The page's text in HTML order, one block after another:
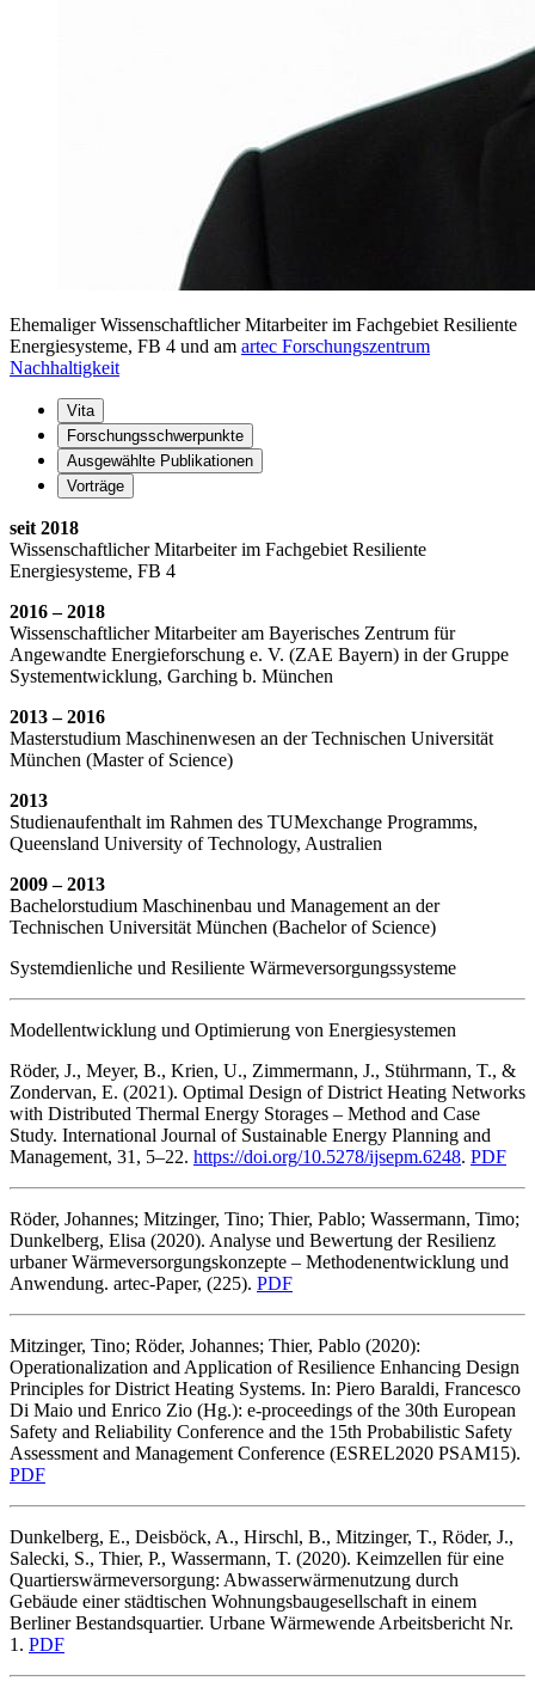
Ehemaliger Wissenschaftlicher Mitarbeiter im Fachgebiet Resiliente
Energiesysteme, FB 4 und am artec Forschungszentrum
Nachhaltigkeit
Vita
Forschungsschwerpunkte
Ausgewählte Publikationen
Vorträge
seit 2018
Wissenschaftlicher Mitarbeiter im Fachgebiet Resiliente
Energiesysteme, FB 4
2016 – 2018
Wissenschaftlicher Mitarbeiter am Bayerisches Zentrum für
Angewandte Energieforschung e. V. (ZAE Bayern) in der Gruppe
Systementwicklung, Garching b. München
2013 – 2016
Masterstudium Maschinenwesen an der Technischen Universität
München (Master of Science)
2013
Studienaufenthalt im Rahmen des TUMexchange Programms,
Queensland University of Technology, Australien
2009 – 2013
Bachelorstudium Maschinenbau und Management an der
Technischen Universität München (Bachelor of Science)
Systemdienliche und Resiliente Wärmeversorgungssysteme
Modellentwicklung und Optimierung von Energiesystemen
Röder, J., Meyer, B., Krien, U., Zimmermann, J., Stührmann, T., &
Zondervan, E. (2021). Optimal Design of District Heating Networks
with Distributed Thermal Energy Storages – Method and Case
Study. International Journal of Sustainable Energy Planning and
Management, 31, 5–22. https://doi.org/10.5278/ijsepm.6248. PDF
Röder, Johannes; Mitzinger, Tino; Thier, Pablo; Wassermann, Timo;
Dunkelberg, Elisa (2020). Analyse und Bewertung der Resilienz
urbaner Wärmeversorgungskonzepte – Methodenentwicklung und
Anwendung. artec-Paper, (225). PDF
Mitzinger, Tino; Röder, Johannes; Thier, Pablo (2020):
Operationalization and Application of Resilience Enhancing Design
Principles for District Heating Systems. In: Piero Baraldi, Francesco
Di Maio und Enrico Zio (Hg.): e-proceedings of the 30th European
Safety and Reliability Conference and the 15th Probabilistic Safety
Assessment and Management Conference (ESREL2020 PSAM15).
PDF
Dunkelberg, E., Deisböck, A., Hirschl, B., Mitzinger, T., Röder, J.,
Salecki, S., Thier, P., Wassermann, T. (2020). Keimzellen für eine
Quartierswärmeversorgung: Abwasserwärmenutzung durch
Gebäude einer städtischen Wohnungsbaugesellschaft in einem
Berliner Bestandsquartier. Urbane Wärmewende Arbeitsbericht Nr.
1. PDF